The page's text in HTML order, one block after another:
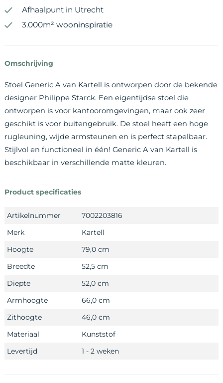
Afhaalpunt in Utrecht
3.000m² wooninspiratie
Omschrijving
Stoel Generic A van Kartell is ontworpen door de bekende
designer Philippe Starck. Een eigentijdse stoel die
ontworpen is voor kantooromgevingen, maar ook zeer
geschikt is voor buitengebruik. De stoel heeft een hoge
rugleuning, wijde armsteunen en is perfect stapelbaar.
Stijlvol en functioneel in één! Generic A van Kartell is
beschikbaar in verschillende matte kleuren.
Product specificaties
Artikelnummer
7002203816
Merk
Kartell
Hoogte
79,0 cm
Breedte
52,5 cm
Diepte
52,0 cm
Armhoogte
66,0 cm
Zithoogte
46,0 cm
Materiaal
Kunststof
Levertijd
1 - 2 weken